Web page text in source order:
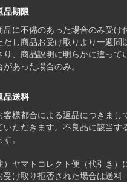
品期限
品に不備のあった場合のみ受け
だし商品お受け取りより一週間
り、商品説明に明らかに違って
があった場合のみ。
品送料
客様都合による返品につきまし
いただきます。不良品に該当す
す。
）ヤマトコレクト便（代引き）
受け取り拒否された場合は送料